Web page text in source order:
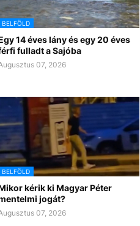
BELFÖLD
14 éves lány és egy 20 éves
fulladt a Sajóba
07, 2026
BELFÖLD
kérik ki Magyar Péter
jogát?
07, 2026